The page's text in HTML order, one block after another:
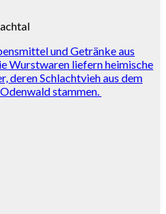
und Getränke aus
Wurstwaren liefern heimische
Schlachtvieh aus dem
stammen.